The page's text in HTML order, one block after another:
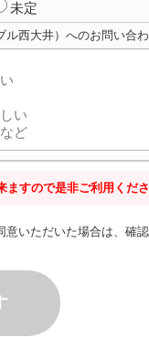
未定
西大井）へのお問い合わ
すので是非ご利用くださ
いただいた場合は、確